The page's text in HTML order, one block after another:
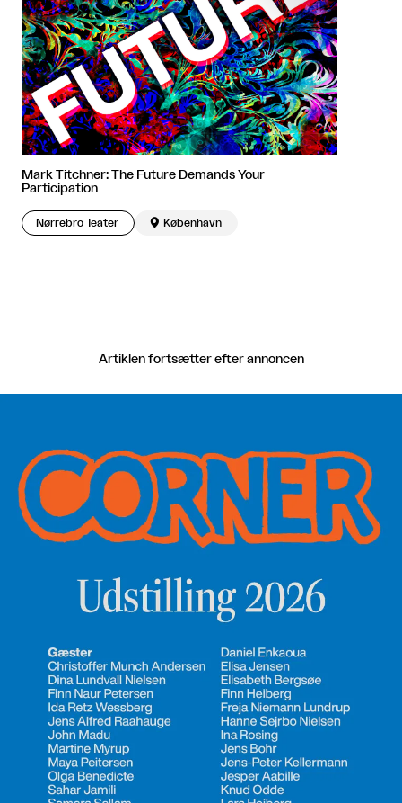
Mark Titchner: The Future Demands Your
Participation
Nørrebro Teater  København
Artiklen fortsætter efter annoncen